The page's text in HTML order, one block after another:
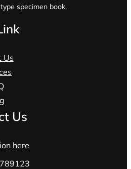
specimen book.
Us
Us
here